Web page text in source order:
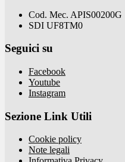
Cod. Mec. APIS00200G
SDI UF8TM0
Seguici su
Facebook
Youtube
Instagram
Sezione Link Utili
Cookie policy
Note legali